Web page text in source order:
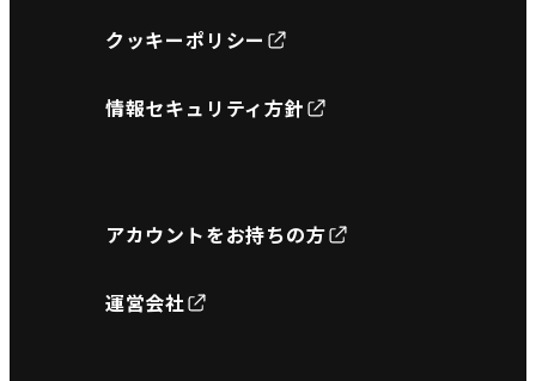
クッキーポリシー
情報セキュリティ方針
アカウントをお持ちの方
運営会社